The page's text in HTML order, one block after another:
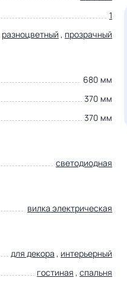
1
разноцветный , прозрачный
680 мм
370 мм
370 мм
светодиодная
вилка электрическая
для декора , интерьерный
гостиная , спальня